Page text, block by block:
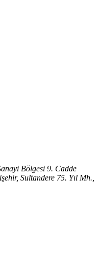
Bölgesi 9. Cadde
Sultandere 75. Yıl Mh.,